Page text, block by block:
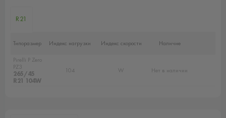
R21
Типоразмер Индекс нагрузки Индекс скорости Наличие
Pirelli P Zero
PZ3
265/45
R21 104W
104 W Нет в наличии